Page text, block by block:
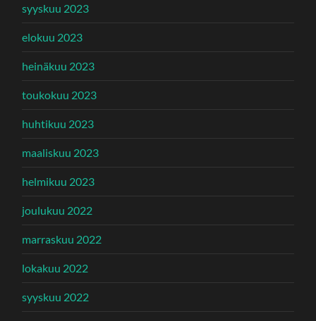
syyskuu 2023
elokuu 2023
heinäkuu 2023
toukokuu 2023
huhtikuu 2023
maaliskuu 2023
helmikuu 2023
joulukuu 2022
marraskuu 2022
lokakuu 2022
syyskuu 2022